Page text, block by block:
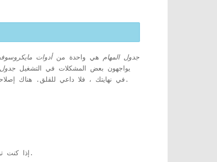
جدول المهام هي واحدة منأدوات
لكن بعض مستخدمي Windows 10 يواجهون بعض المشكلات في التشغيل
في نهايتك ، فلا داعي للقلق. هناك إصلاحات متاحة لحل المشكلة من أجلك. ولكن قبل المضي قدمًا ، جرب هذه الحلول لتجربة بعض الحلول الأبسط لمشكلتك.
1. إذا من نظامك يمكنه تنفيذ الحيلة.